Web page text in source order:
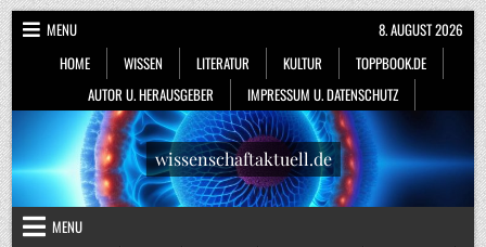
Skip
to
content
MENU
HOME
WISSEN LITERATUR KULTUR
TOPPBOOK.DE
AUTOR U. HERAUSGEBER
IMPRESSUM U. DATENSCHUTZ
8. AUGUST 2026
wissenschaftaktuell.de
MENU